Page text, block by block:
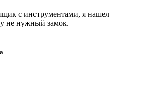
с инструментами, я нашел
не нужный замок.